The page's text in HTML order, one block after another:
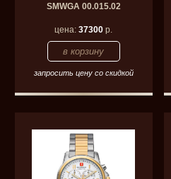
SMWGA 00.015.02
цена:37300 р.
запросить цену со скидкой